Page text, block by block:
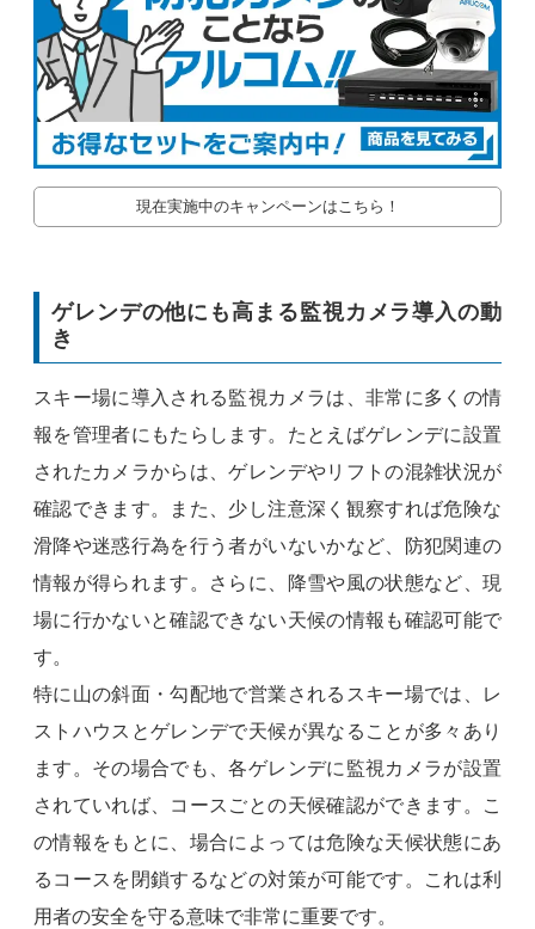
現在実施中のキャンペーンはこちら！
ゲレンデの他にも高まる監視カメラ導入の動
き
スキー場に導入される監視カメラは、非常に多くの情
報を管理者にもたらします。たとえばゲレンデに設置
されたカメラからは、ゲレンデやリフトの混雑状況が
確認できます。また、少し注意深く観察すれば危険な
滑降や迷惑行為を行う者がいないかなど、防犯関連の
情報が得られます。さらに、降雪や風の状態など、現
場に行かないと確認できない天候の情報も確認可能で
す。
特に山の斜面・勾配地で営業されるスキー場では、レ
ストハウスとゲレンデで天候が異なることが多々あり
ます。その場合でも、各ゲレンデに監視カメラが設置
されていれば、コースごとの天候確認ができます。こ
の情報をもとに、場合によっては危険な天候状態にあ
るコースを閉鎖するなどの対策が可能です。これは利
用者の安全を守る意味で非常に重要です。